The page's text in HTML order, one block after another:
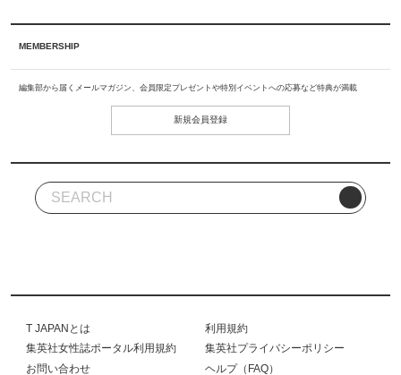
MEMBERSHIP
編集部から届くメールマガジン、会員限定プレゼントや特別イベントへの応募など特典が満載
新規会員登録
T JAPANとは
利用規約
集英社女性誌ポータル利用規約
集英社プライバシーポリシー
お問い合わせ
ヘルプ（FAQ）